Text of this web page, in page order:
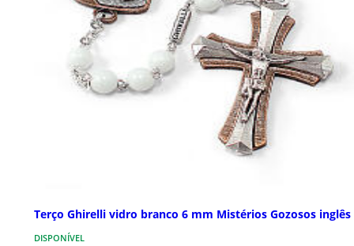
Terço Ghirelli vidro branco 6 mm Mistérios Gozosos inglês
DISPONÍVEL